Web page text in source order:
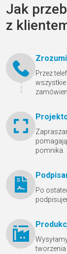
Jak
z
Przez
pomnika.
Po
tworzenia